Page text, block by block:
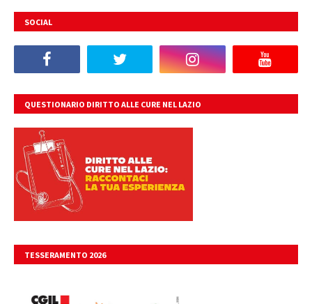
SOCIAL
QUESTIONARIO DIRITTO ALLE CURE NEL LAZIO
TESSERAMENTO 2026